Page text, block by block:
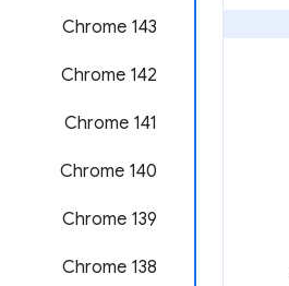
Chrome 143
Chrome 142
‫Chrome 141
Chrome 140
‫Chrome 139
‫Chrome 138